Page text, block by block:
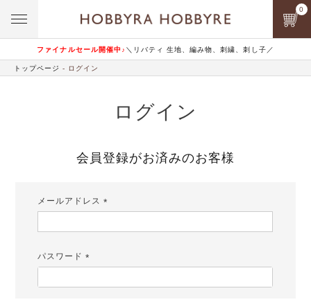
ファイナルセール開催中♪ ＼リバティ 生地、編み物、刺繍、刺し子／
0
トップページ ログイン
ログイン
会員登録がお済みのお客様
メールアドレス
パスワード